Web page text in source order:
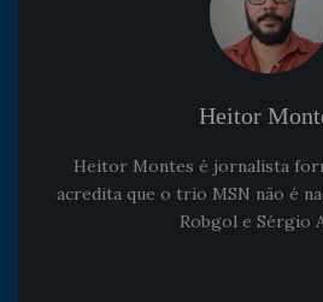
Heitor
Heitor Montes é jornalista
acredita que o trio MSN não é
Robgol e Sérgio